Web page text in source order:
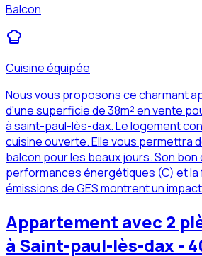
Balcon
Cuisine équipée
Nous vous proposons ce charmant
d'une superficie de 38m² en vente
à saint-paul-lès-dax. Le logement
cuisine ouverte. Elle vous permettra
balcon pour les beaux jours. Son
performances énergétiques (C) et
émissions de GES montrent un
Appartement avec 2
à Saint-paul-lès-dax -